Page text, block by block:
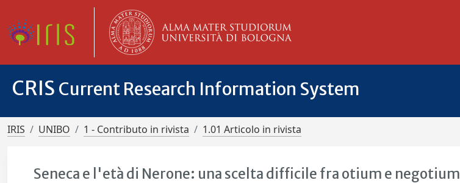
CRIS Current Research Information System
IRIS UNIBO 1 - Contributo in rivista 1.01 Articolo in rivista
Seneca e l'età di Nerone: una scelta difficile fra otium e negotium